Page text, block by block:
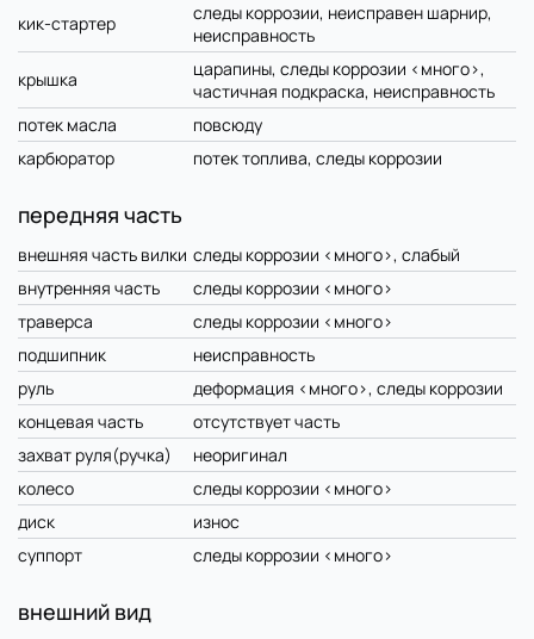
кик-стартер
следы коррозии, неисправен шарнир,
неисправность
крышка
царапины, следы коррозии <много>,
частичная подкраска, неисправность
потек масла
повсюду
карбюратор
потек топлива, следы коррозии
передняя часть
внешняя часть вилки следы коррозии <много>, слабый
внутренняя часть
следы коррозии <много>
траверса
следы коррозии <много>
подшипник
неисправность
руль
деформация <много>, следы коррозии
концевая часть
отсутствует часть
захват руля(ручка)
неоригинал
колесо
следы коррозии <много>
диск
износ
суппорт
следы коррозии <много>
внешний вид